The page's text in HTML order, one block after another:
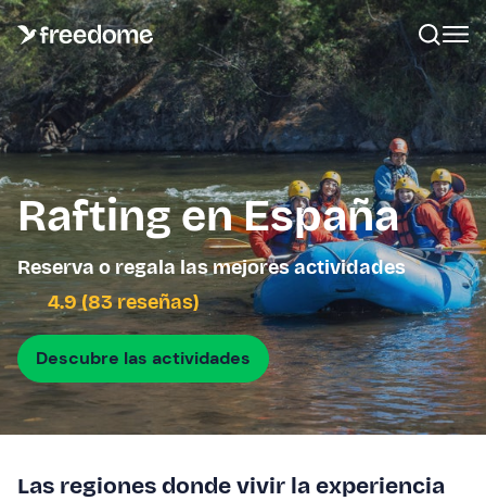
Rafting en España
Reserva o regala las mejores actividades
4.9 (83 reseñas)
Descubre las actividades
Las regiones donde vivir la experiencia